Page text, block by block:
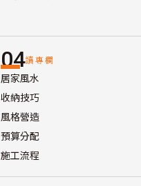
04讀專欄
居家風水
收納技巧
風格營造
預算分配
施工流程